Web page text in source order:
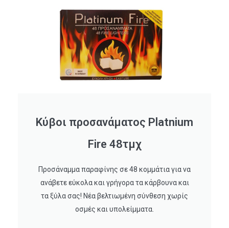
Κύβοι προσανάματος Platnium
Fire 48τμχ
Προσάναμμα παραφίνης σε 48 κομμάτια για να
ανάβετε εύκολα και γρήγορα τα κάρβουνα και
τα ξύλα σας! Νέα βελτιωμένη σύνθεση χωρίς
οσμές και υπολείμματα.